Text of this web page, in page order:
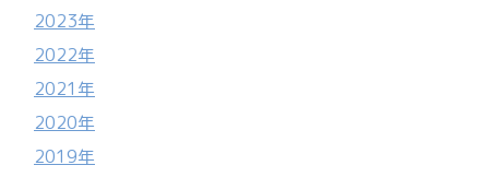
2023年
2022年
2021年
2020年
2019年